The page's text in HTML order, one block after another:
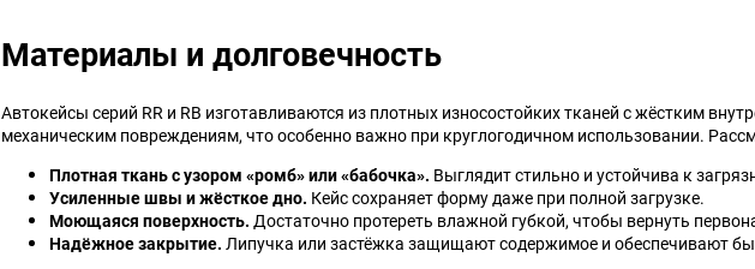
Материалы и долговечность
Автокейсы серий RR и RB изготавливаются из плотных износостойких тканей с жёстким
механическим повреждениям, что особенно важно при круглогодичном использовании.
Плотная ткань с узором «ромб» или «бабочка». Выглядит стильно и устойчива к
Усиленные швы и жёсткое дно. Кейс сохраняет форму даже при полной загрузке.
Моющаяся поверхность. Достаточно протереть влажной губкой, чтобы вернуть
Надёжное закрытие. Липучка или застёжка защищают содержимое и обеспечивают